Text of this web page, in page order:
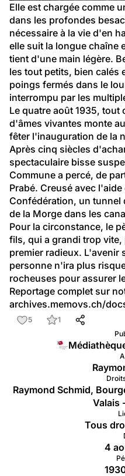
Elle est chargée comme
dans les profondes
nécessaire à la vie d'en
elle suit la longue chaîne
tient d'une main légère.
les tout petits, bien calés
poings fermés dans le
interrompu par les
Le quatre août 1935, tout
d'âmes vivantes monte
fêter l'inauguration de la
Après cinq siècles
spectaculaire bisse
Commune a percé, de
Prabé. Creusé avec
Confédération, un tunnel
de la Morge dans les
Pour la circonstance, le
fils, qui a grandi trop
premier radieux. L'avenir
personne n'ira plus
rocheuses pour assurer
Reportage complet sur
archives.memovs.ch/
5
1
Raymond Schmid,
Valais
Tous
4